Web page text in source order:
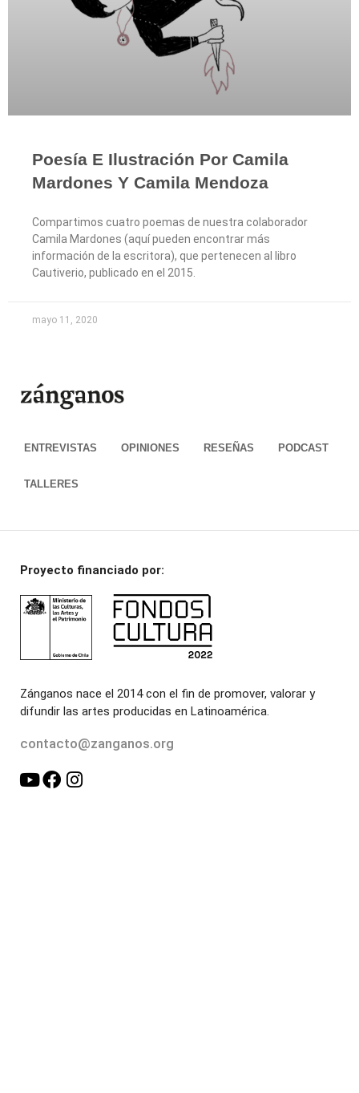
Poesía E Ilustración Por Camila
Mardones Y Camila Mendoza
Compartimos cuatro poemas de nuestra colaborador
Camila Mardones (aquí pueden encontrar más
información de la escritora), que pertenecen al libro
Cautiverio, publicado en el 2015.
mayo 11, 2020
ENTREVISTAS OPINIONES RESEÑAS PODCAST
TALLERES
Proyecto financiado por:
Zánganos nace el 2014 con el fin de promover, valorar y
difundir las artes producidas en Latinoamérica.
contacto@zanganos.org